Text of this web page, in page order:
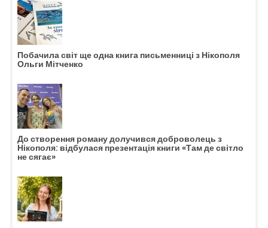
Побачила світ ще одна книга письменниці з Нікополя
Ольги Мітченко
До створення роману долучився доброволець з
Нікополя: відбулася презентація книги «Там де світло
не сягає»